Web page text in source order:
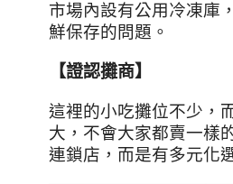
市場內設有公用冷凍庫
鮮保存的問題。
【證認攤商】
這裡的小吃攤位不少 ，
大，不會大家都賣一樣
連鎖店，而是有多元化